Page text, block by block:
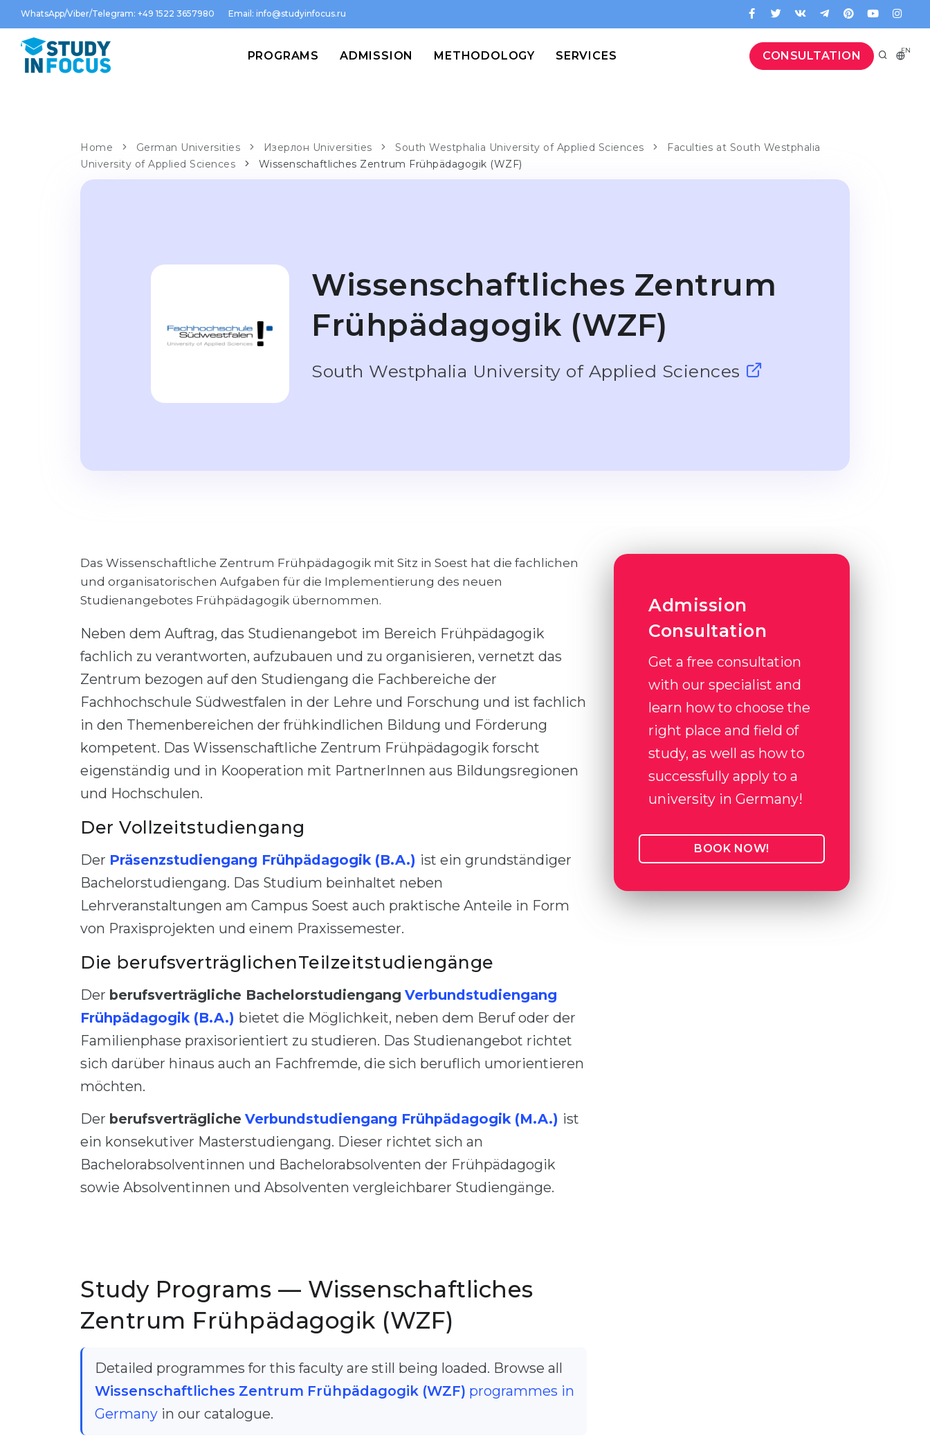
WhatsApp/Viber/Telegram: +49 1522 3657980 Email: info@studyinfocus.ru
CONSULTATION EN
PROGRAMS ADMISSION METHODOLOGY SERVICES
Home German Universities Изерлон Universities South Westphalia University of Applied Sciences
Faculties at South Westphalia
University of Applied Sciences
Wissenschaftliches Zentrum Frühpädagogik (WZF)
Wissenschaftliches Zentrum
Frühpädagogik (WZF)
South Westphalia University of Applied Sciences
Das Wissenschaftliche Zentrum Frühpädagogik mit Sitz in Soest hat die fachlichen
und organisatorischen Aufgaben für die Implementierung des neuen
Studienangebotes Frühpädagogik übernommen.
Neben dem Auftrag, das Studienangebot im Bereich Frühpädagogik
fachlich zu verantworten, aufzubauen und zu organisieren, vernetzt das
Zentrum bezogen auf den Studiengang die Fachbereiche der
Fachhochschule Südwestfalen in der Lehre und Forschung und ist fachlich
in den Themenbereichen der frühkindlichen Bildung und Förderung
kompetent. Das Wissenschaftliche Zentrum Frühpädagogik forscht
eigenständig und in Kooperation mit PartnerInnen aus Bildungsregionen
und Hochschulen.
Der Vollzeitstudiengang
Der Präsenzstudiengang Frühpädagogik (B.A.) ist ein grundständiger
Bachelorstudiengang. Das Studium beinhaltet neben
Lehrveranstaltungen am Campus Soest auch praktische Anteile in Form
von Praxisprojekten und einem Praxissemester.
Die berufsverträglichenTeilzeitstudiengänge
Der berufsverträgliche Bachelorstudiengang Verbundstudiengang
Frühpädagogik (B.A.) bietet die Möglichkeit, neben dem Beruf oder der
Familienphase praxisorientiert zu studieren. Das Studienangebot richtet
sich darüber hinaus auch an Fachfremde, die sich beruflich umorientieren
möchten.
Der berufsverträgliche Verbundstudiengang Frühpädagogik (M.A.) ist
ein konsekutiver Masterstudiengang. Dieser richtet sich an
Bachelorabsolventinnen und Bachelorabsolventen der Frühpädagogik
sowie Absolventinnen und Absolventen vergleichbarer Studiengänge.
Study Programs — Wissenschaftliches
Zentrum Frühpädagogik (WZF)
Detailed programmes for this faculty are still being loaded. Browse all
Wissenschaftliches Zentrum Frühpädagogik (WZF) programmes in
Germany in our catalogue.
Admission
Consultation
Get a free consultation
with our specialist and
learn how to choose the
right place and field of
study, as well as how to
successfully apply to a
university in Germany!
BOOK NOW!